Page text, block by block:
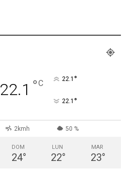
22.1 °C 22.1 °
22.1 °
2kmh 50 %
DOM
24°
LUN
22°
MAR
23°